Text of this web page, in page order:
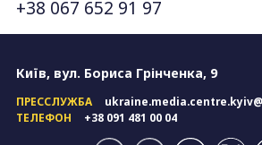
+38 067 652 91 97
Київ, вул. Бориса Грінченка, 9
ПРЕССЛУЖБА
ТЕЛЕФОН
+38 091 481 00 04